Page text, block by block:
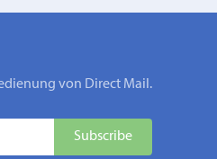
von Direct Mail.